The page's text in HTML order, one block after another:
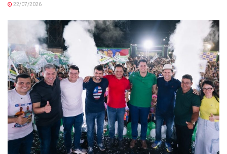
22/07/2026